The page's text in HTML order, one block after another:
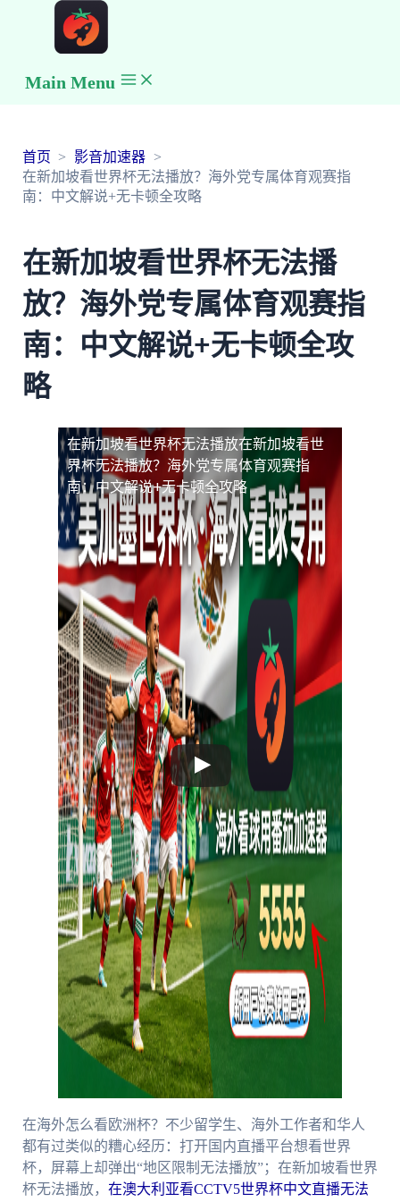
Main Menu
首页
影音加速器
在新加坡看世界杯无法播放？海外党专属体育观赛指
南：中文解说+无卡顿全攻略
在新加坡看世界杯无法播
放？海外党专属体育观赛指
南：中文解说+无卡顿全攻
略
在新加坡看世界杯无法播放在新加坡看世
界杯无法播放？海外党专属体育观赛指
南：中文解说+无卡顿全攻略
在海外怎么看欧洲杯？不少留学生、海外工作者和华人
都有过类似的糟心经历：打开国内直播平台想看世界
杯，屏幕上却弹出“地区限制无法播放”；在新加坡看世界
杯无法播放， 在澳大利亚看CCTV5世界杯中文直播无法